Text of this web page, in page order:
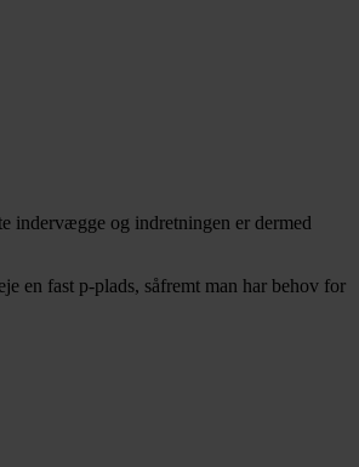
indervægge og indretningen er dermed
en fast p-plads, såfremt man har behov for